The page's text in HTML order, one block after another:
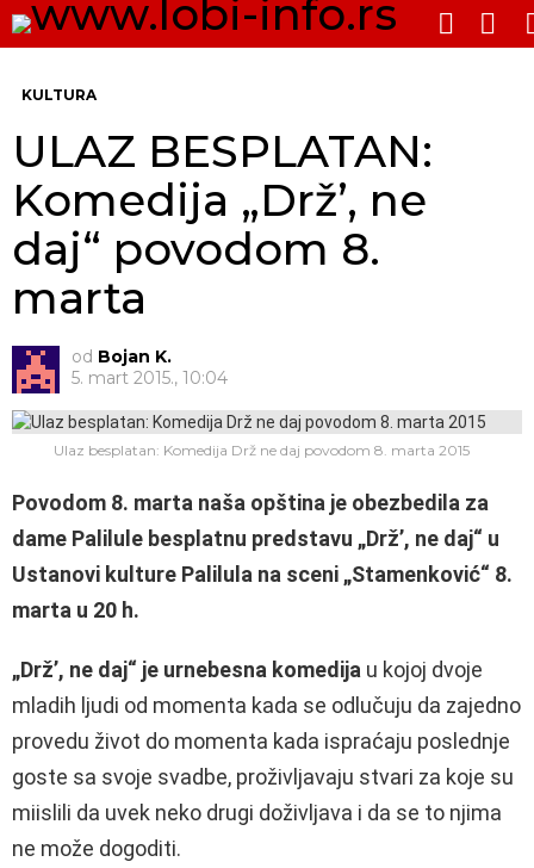
SWITCH
SKIN
KULTURA
ULAZ BESPLATAN:
Komedija „Drž’, ne
daj“ povodom 8.
marta
od Bojan K.
5. mart 2015., 10:04
Ulaz besplatan: Komedija Drž ne daj povodom 8. marta 2015
Povodom 8. marta naša opština je obezbedila za
dame Palilule besplatnu predstavu „Drž’, ne daj“ u
Ustanovi kulture Palilula na sceni „Stamenković“ 8.
marta u 20 h.
„Drž’, ne daj“ je urnebesna komedija u kojoj dvoje
mladih ljudi od momenta kada se odlučuju da zajedno
provedu život do momenta kada ispraćaju poslednje
goste sa svoje svadbe, proživljavaju stvari za koje su
miislili da uvek neko drugi doživljava i da se to njima
ne može dogoditi.